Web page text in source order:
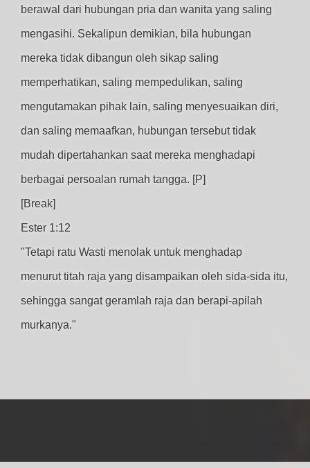
berawal dari hubungan pria dan wanita yang saling
mengasihi. Sekalipun demikian, bila hubungan
mereka tidak dibangun oleh sikap saling
memperhatikan, saling mempedulikan, saling
mengutamakan pihak lain, saling menyesuaikan diri,
dan saling memaafkan, hubungan tersebut tidak
mudah dipertahankan saat mereka menghadapi
berbagai persoalan rumah tangga. [P]
[Break]
Ester 1:12
"Tetapi ratu Wasti menolak untuk menghadap
menurut titah raja yang disampaikan oleh sida-sida itu,
sehingga sangat geramlah raja dan berapi-apilah
murkanya."